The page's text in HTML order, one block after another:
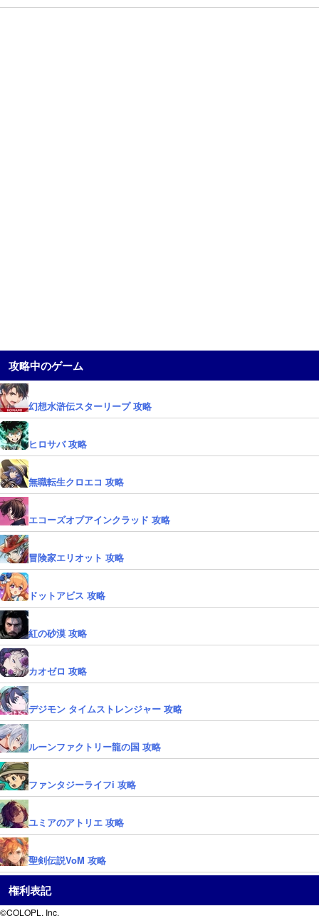
攻略中のゲーム
幻想水滸伝スターリープ 攻略
ヒロサバ 攻略
無職転生クロエコ 攻略
エコーズオブアインクラッド 攻略
冒険家エリオット 攻略
ドットアビス 攻略
紅の砂漠 攻略
カオゼロ 攻略
デジモン タイムストレンジャー 攻略
ルーンファクトリー龍の国 攻略
ファンタジーライフi 攻略
ユミアのアトリエ 攻略
聖剣伝説VoM 攻略
権利表記
©COLOPL, Inc.